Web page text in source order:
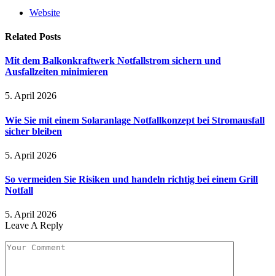
Website
Related Posts
Mit dem Balkonkraftwerk Notfallstrom sichern und
Ausfallzeiten minimieren
5. April 2026
Wie Sie mit einem Solaranlage Notfallkonzept bei Stromausfall
sicher bleiben
5. April 2026
So vermeiden Sie Risiken und handeln richtig bei einem Grill
Notfall
5. April 2026
Leave A Reply